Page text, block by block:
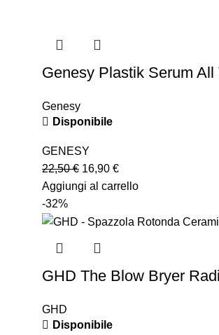
Genesy Plastik Serum
Genesy
Disponibile
GENESY
22,50€ 16,90 €
Aggiungi al carrello
-32%
GHD The Blow Bryer
GHD
Disponibile